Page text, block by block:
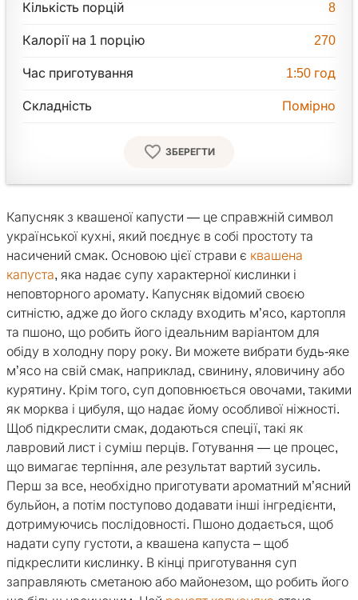
Кількість порцій 8
Калорії на 1 порцію 270
Час приготування 1:50 год
Складність Помірно
ЗБЕРЕГТИ
Капусняк з квашеної капусти — це справжній символ
української кухні, який поєднує в собі простоту та
насичений смак. Основою цієї страви є квашена
капуста, яка надає супу характерної кислинки і
неповторного аромату. Капусняк відомий своєю
ситністю, адже до його складу входить м’ясо, картопля
та пшоно, що робить його ідеальним варіантом для
обіду в холодну пору року. Ви можете вибрати будь-яке
м’ясо на свій смак, наприклад, свинину, яловичину або
курятину. Крім того, суп доповнюється овочами, такими
як морква і цибуля, що надає йому особливої ніжності.
Щоб підкреслити смак, додаються спеції, такі як
лавровий лист і суміш перців. Готування — це процес,
що вимагає терпіння, але результат вартий зусиль.
Перш за все, необхідно приготувати ароматний м’ясний
бульйон, а потім поступово додавати інші інгредієнти,
дотримуючись послідовності. Пшоно додається, щоб
надати супу густоти, а квашена капуста – щоб
підкреслити кислинку. В кінці приготування суп
заправляють сметаною або майонезом, що робить його